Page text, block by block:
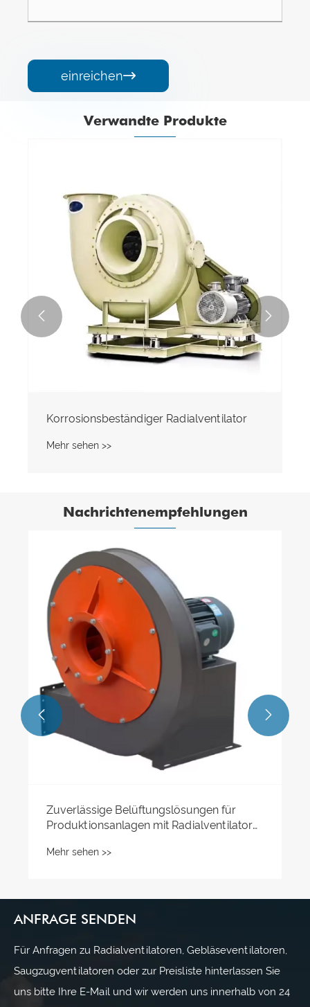
einreichen
Verwandte Produkte
Korrosionsbeständiger Radialventilator
Mehr sehen >>
 
Nachrichtenempfehlungen
Optimierung des Kesselsaugzugsystems
unter Verwendung eines Radialventilators
vom Typ D
Mehr sehen >>
 
ANFRAGE SENDEN
Für Anfragen zu Radialventilatoren, Gebläseventilatoren,
Saugzugventilatoren oder zur Preisliste hinterlassen Sie
uns bitte Ihre E-Mail und wir werden uns innerhalb von 24